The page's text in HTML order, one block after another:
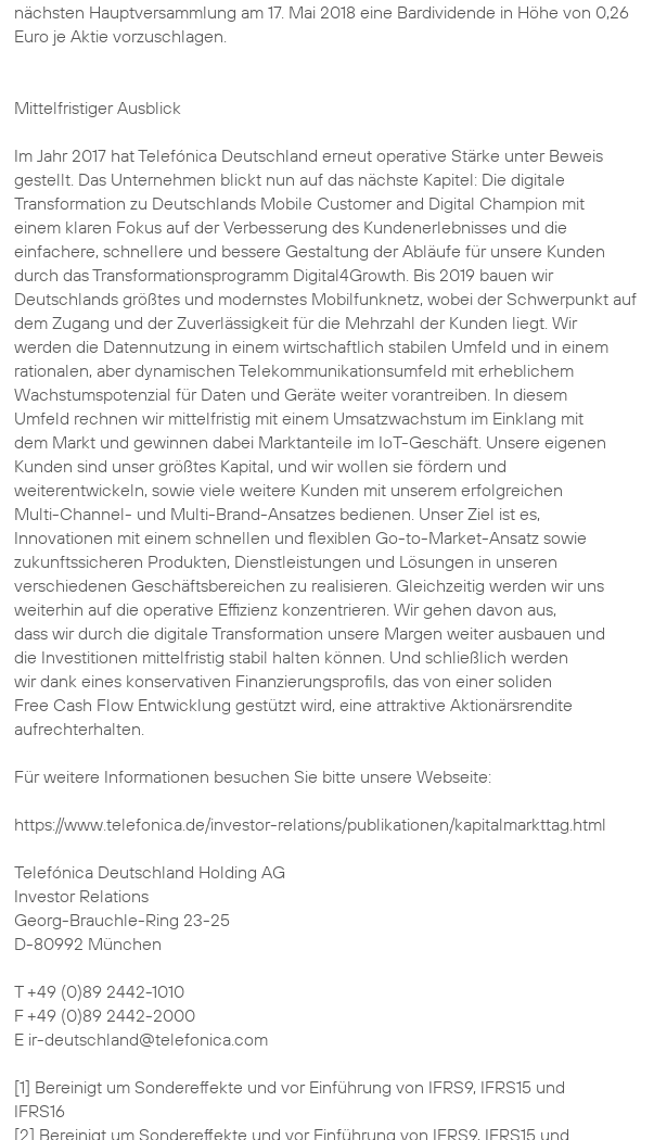
nächsten Hauptversammlung am 17. Mai 2018 eine Bardividende in Höhe von 0,26
Euro je Aktie vorzuschlagen.
Mittelfristiger Ausblick
Im Jahr 2017 hat Telefónica Deutschland erneut operative Stärke unter Beweis
gestellt. Das Unternehmen blickt nun auf das nächste Kapitel: Die digitale
Transformation zu Deutschlands Mobile Customer and Digital Champion mit
einem klaren Fokus auf der Verbesserung des Kundenerlebnisses und die
einfachere, schnellere und bessere Gestaltung der Abläufe für unsere Kunden
durch das Transformationsprogramm Digital4Growth. Bis 2019 bauen wir
Deutschlands größtes und modernstes Mobilfunknetz, wobei der Schwerpunkt auf
dem Zugang und der Zuverlässigkeit für die Mehrzahl der Kunden liegt. Wir
werden die Datennutzung in einem wirtschaftlich stabilen Umfeld und in einem
rationalen, aber dynamischen Telekommunikationsumfeld mit erheblichem
Wachstumspotenzial für Daten und Geräte weiter vorantreiben. In diesem
Umfeld rechnen wir mittelfristig mit einem Umsatzwachstum im Einklang mit
dem Markt und gewinnen dabei Marktanteile im IoT-Geschäft. Unsere eigenen
Kunden sind unser größtes Kapital, und wir wollen sie fördern und
weiterentwickeln, sowie viele weitere Kunden mit unserem erfolgreichen
Multi-Channel- und Multi-Brand-Ansatzes bedienen. Unser Ziel ist es,
Innovationen mit einem schnellen und flexiblen Go-to-Market-Ansatz sowie
zukunftssicheren Produkten, Dienstleistungen und Lösungen in unseren
verschiedenen Geschäftsbereichen zu realisieren. Gleichzeitig werden wir uns
weiterhin auf die operative Effizienz konzentrieren. Wir gehen davon aus,
dass wir durch die digitale Transformation unsere Margen weiter ausbauen und
die Investitionen mittelfristig stabil halten können. Und schließlich werden
wir dank eines konservativen Finanzierungsprofils, das von einer soliden
Free Cash Flow Entwicklung gestützt wird, eine attraktive Aktionärsrendite
aufrechterhalten.
Für weitere Informationen besuchen Sie bitte unsere Webseite:
https://www.telefonica.de/investor-relations/publikationen/kapitalmarkttag.html
Telefónica Deutschland Holding AG
Investor Relations
Georg-Brauchle-Ring 23-25
D-80992 München
T +49 (0)89 2442-1010
F +49 (0)89 2442-2000
E ir-deutschland@telefonica.com
[1] Bereinigt um Sondereffekte und vor Einführung von IFRS9, IFRS15 und
IFRS16
[2] Bereinigt um Sondereffekte und vor Einführung von IFRS9, IFRS15 und